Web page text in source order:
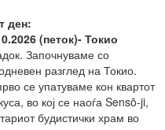
ден:
.2026(петок)- Токио
Започнуваме со
разглед на Токио.
се упатуваме кон квартот
во кој се наоѓа Sensō-ji,
будистички храм во